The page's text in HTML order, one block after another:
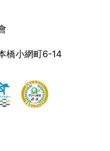
橋小網町6-14